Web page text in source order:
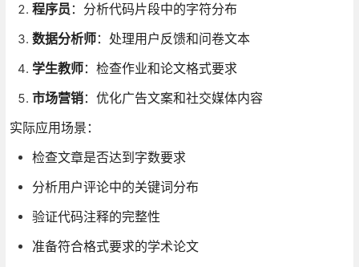
程序员 ：分析代码片段中的字符分布
数据分析师：处理用户反馈和问卷文本
学生教师：检查作业和论文格式要求
市场营销：优化广告文案和社交媒体内容
实际应用场景：
检查文章是否达到字数要求
分析用户评论中的关键词分布
验证代码注释的完整性
准备符合格式要求的学术论文